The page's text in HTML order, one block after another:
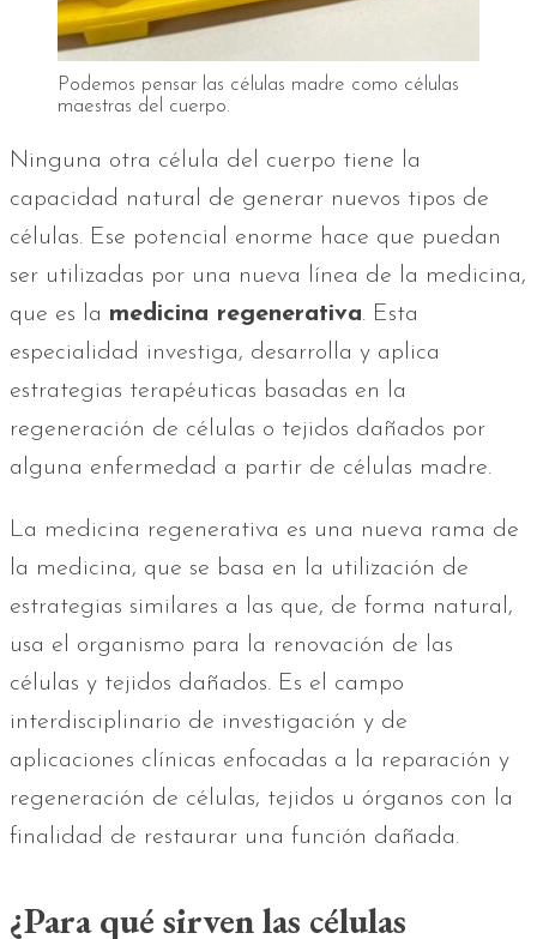
Podemos pensar las células madre como células
maestras del cuerpo.
Ninguna otra célula del cuerpo tiene la
capacidad natural de generar nuevos tipos de
células. Ese potencial enorme hace que puedan
ser utilizadas por una nueva línea de la medicina,
que es la medicina regenerativa. Esta
especialidad investiga, desarrolla y aplica
estrategias terapéuticas basadas en la
regeneración de células o tejidos dañados por
alguna enfermedad a partir de células madre.
La medicina regenerativa es una nueva rama de
la medicina, que se basa en la utilización de
estrategias similares a las que, de forma natural,
usa el organismo para la renovación de las
células y tejidos dañados. Es el campo
interdisciplinario de investigación y de
aplicaciones clínicas enfocadas a la reparación y
regeneración de células, tejidos u órganos con la
finalidad de restaurar una función dañada.
¿Para qué sirven las células